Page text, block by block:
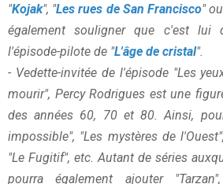
"Kojak", "Les rues de San Francisco"
également souligner que c'est
l'épisode-pilote de "L'âge de cristal".
- Vedette-invitée de l'épisode "Les
mourir", Percy Rodrigues est une
des années 60, 70 et 80. Ainsi,
impossible", "Les mystères de
"Le Fugitif", etc. Autant de séries
pourra également ajouter